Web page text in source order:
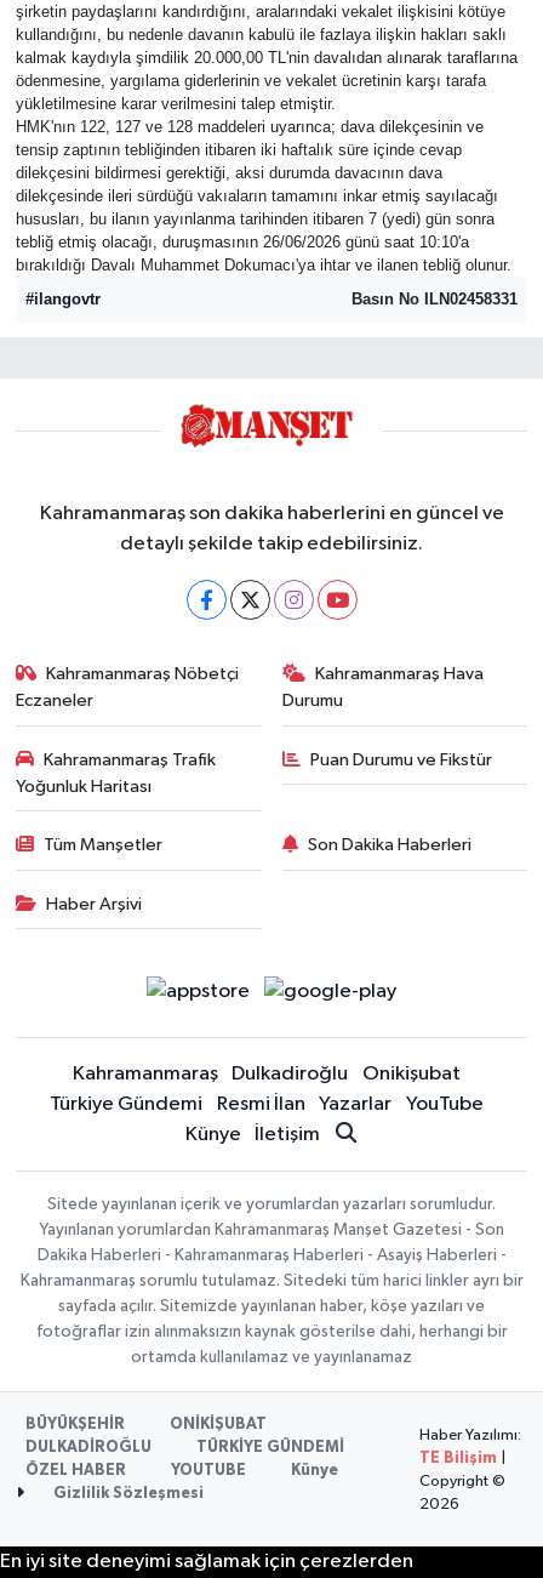
şirketin paydaşlarını kandırdığını, aralarındaki vekalet ilişkisini kötüye
kullandığını, bu nedenle davanın kabulü ile fazlaya ilişkin hakları saklı
kalmak kaydıyla şimdilik 20.000,00 TL'nin davalıdan alınarak taraflarına
ödenmesine, yargılama giderlerinin ve vekalet ücretinin karşı tarafa
yükletilmesine karar verilmesini talep etmiştir.
HMK'nın 122, 127 ve 128 maddeleri uyarınca; dava dilekçesinin ve
tensip zaptının tebliğinden itibaren iki haftalık süre içinde cevap
dilekçesini bildirmesi gerektiği, aksi durumda davacının dava
dilekçesinde ileri sürdüğü vakıaların tamamını inkar etmiş sayılacağı
hususları, bu ilanın yayınlanma tarihinden itibaren 7 (yedi) gün sonra
tebliğ etmiş olacağı, duruşmasının 26/06/2026 günü saat 10:10'a
bırakıldığı Davalı Muhammet Dokumacı'ya ihtar ve ilanen tebliğ olunur.
#ilangovtr
Basın No ILN02458331
Kahramanmaraş son dakika haberlerini en güncel ve
detaylı şekilde takip edebilirsiniz.
Kahramanmaraş Nöbetçi
Eczaneler
Kahramanmaraş Hava
Durumu
Kahramanmaraş Trafik
Yoğunluk Haritası
Puan Durumu ve Fikstür
Tüm Manşetler Son Dakika Haberleri
Haber Arşivi
Kahramanmaraş Dulkadiroğlu
Onikişubat
Türkiye Gündemi
Resmi İlan Yazarlar
YouTube
Künye
İletişim
Sitede yayınlanan içerik ve yorumlardan yazarları sorumludur.
Yayınlanan yorumlardan Kahramanmaraş Manşet Gazetesi - Son
Dakika Haberleri - Kahramanmaraş Haberleri - Asayiş Haberleri -
Kahramanmaraş sorumlu tutulamaz. Sitedeki tüm harici linkler ayrı bir
sayfada açılır. Sitemizde yayınlanan haber, köşe yazıları ve
fotoğraflar izin alınmaksızın kaynak gösterilse dahi, herhangi bir
ortamda kullanılamaz ve yayınlanamaz
BÜYÜKŞEHİR
ONİKİŞUBAT
DULKADİROĞLU
TÜRKİYE GÜNDEMİ
ÖZEL HABER
YOUTUBE
Künye
Gizlilik Sözleşmesi
Haber Yazılımı:
TE Bilişim
Copyright ©
2026
En iyi site deneyimi sağlamak için çerezlerden